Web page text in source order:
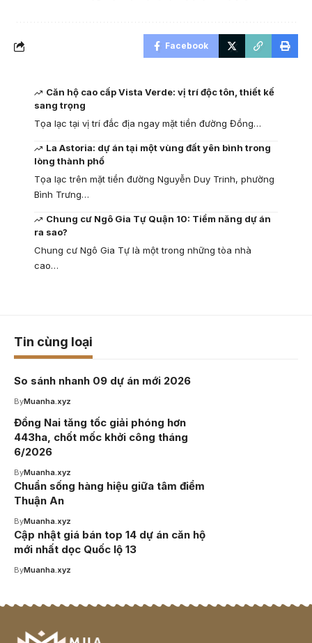
Facebook
Căn hộ cao cấp Vista Verde: vị trí độc tôn, thiết kế
sang trọng
Tọa lạc tại vị trí đắc địa ngay mặt tiền đường Đồng…
La Astoria: dự án tại một vùng đất yên bình trong
lòng thành phố
Tọa lạc trên mặt tiền đường Nguyễn Duy Trinh, phường
Bình Trưng…
Chung cư Ngô Gia Tự Quận 10: Tiềm năng dự án
ra sao?
Chung cư Ngô Gia Tự là một trong những tòa nhà
cao…
Tin cùng loại
So sánh nhanh 09 dự án mới 2026
ByMuanha.xyz
Đồng Nai tăng tốc giải phóng hơn
443ha, chốt mốc khởi công tháng
6/2026
ByMuanha.xyz
Chuẩn sống hàng hiệu giữa tâm điểm
Thuận An
ByMuanha.xyz
Cập nhật giá bán top 14 dự án căn hộ
mới nhất dọc Quốc lộ 13
ByMuanha.xyz